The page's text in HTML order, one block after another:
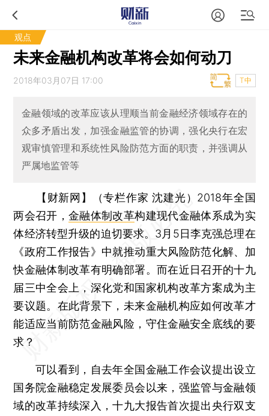
观点
未来金融机构改革将会如何动刀
2018年03月07日 17:00 T中
金融领域的改革应该从理顺当前金融经济领域存在的
众多矛盾出发，加强金融监管的协调，强化央行在宏
观审慎管理和系统性风险防范方面的职责，并强调从
严属地监管等
【财新网】（专栏作家 沈建光） 2018年全国
两会召开，金融体制改革构建现代金融体系成为实
体经济转型升级的迫切要求。3月5日李克强总理在
《政府工作报告》中就推动重大风险防范化解、加
快金融体制改革有明确部署。而在近日召开的十九
届三中全会上，深化党和国家机构改革方案成为主
要议题。在此背景下，未来金融机构应如何改革才
能适应当前防范金融风险，守住金融安全底线的要
求？
可以看到，自去年全国金融工作会议提出设立
国务院金融稳定发展委员会以来，强监管与金融领
域的改革持续深入，十九大报告首次提出央行双支